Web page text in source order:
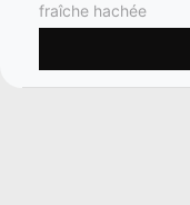
fraîche hachée